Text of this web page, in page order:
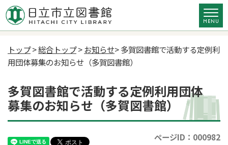
トップ>総合トップ>お知らせ> 多賀図書館で活動する定例利
用団体募集のお知らせ（多賀図書館）
多賀図書館で活動する定例利用団体
募集のお知らせ（多賀図書館）
ページID：000982